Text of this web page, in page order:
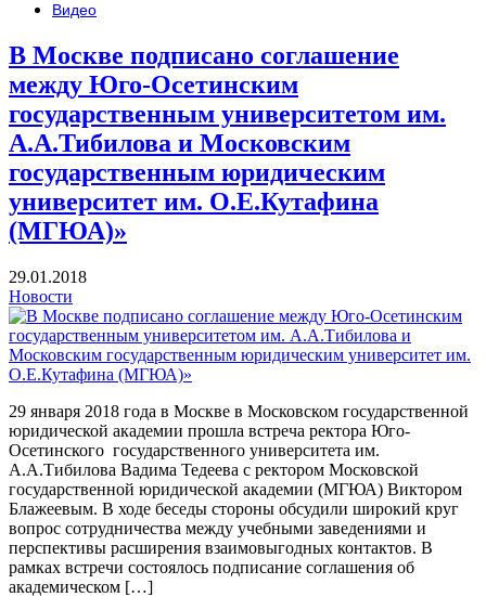
Видео
В Москве подписано соглашение
между Юго-Осетинским
государственным университетом им.
А.А.Тибилова и Московским
государственным юридическим
университет им. О.Е.Кутафина
(МГЮА)»
29.01.2018
Новости
29 января 2018 года в Москве в Московском государственной
юридической академии прошла встреча ректора Юго-
Осетинского государственного университета им.
А.А.Тибилова Вадима Тедеева с ректором Московской
государственной юридической академии (МГЮА) Виктором
Блажеевым. В ходе беседы стороны обсудили широкий круг
вопрос сотрудничества между учебными заведениями и
перспективы расширения взаимовыгодных контактов. В
рамках встречи состоялось подписание соглашения об
академическом […]